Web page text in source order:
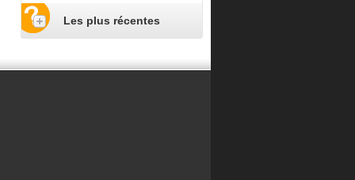
Les plus récentes